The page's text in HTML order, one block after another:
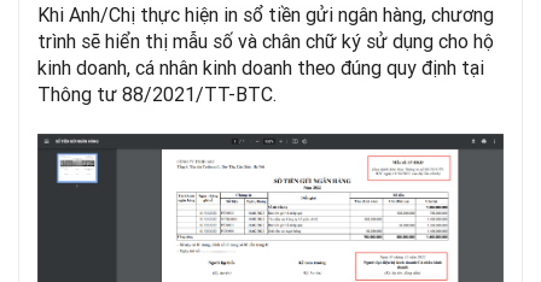
Khi Anh/Chị thực hiện in sổ tiền gửi ngân hàng, chương
trình sẽ hiển thị mẫu số và chân chữ ký sử dụng cho hộ
kinh doanh, cá nhân kinh doanh theo đúng quy định tại
Thông tư 88/2021/TT-BTC.